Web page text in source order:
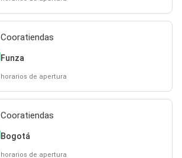
Cooratiendas
Funza
horarios de apertura
Cooratiendas
Bogotá
horarios de apertura